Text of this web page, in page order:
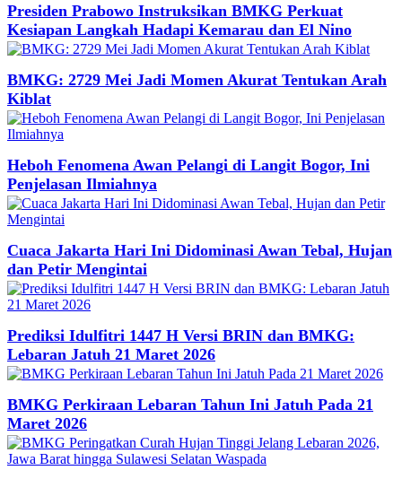
Presiden Prabowo Instruksikan BMKG Perkuat
Kesiapan Langkah Hadapi Kemarau dan El Nino
BMKG: 2729 Mei Jadi Momen Akurat Tentukan Arah
Kiblat
Heboh Fenomena Awan Pelangi di Langit Bogor, Ini
Penjelasan Ilmiahnya
Cuaca Jakarta Hari Ini Didominasi Awan Tebal, Hujan
dan Petir Mengintai
Prediksi Idulfitri 1447 H Versi BRIN dan BMKG:
Lebaran Jatuh 21 Maret 2026
BMKG Perkiraan Lebaran Tahun Ini Jatuh Pada 21
Maret 2026